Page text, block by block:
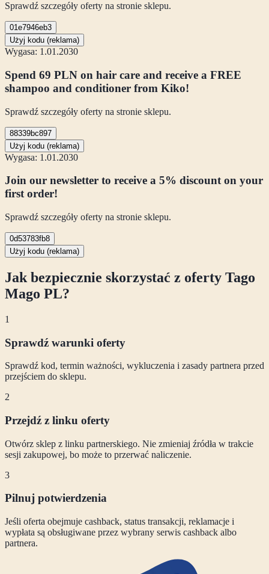
Sprawdź szczegóły oferty na stronie sklepu.
01e7946eb3
Użyj kodu (reklama)
Wygasa: 1.01.2030
Spend 69 PLN on hair care and receive a FREE
shampoo and conditioner from Kiko!
Sprawdź szczegóły oferty na stronie sklepu.
88339bc897
Użyj kodu (reklama)
Wygasa: 1.01.2030
Join our newsletter to receive a 5% discount on your
first order!
Sprawdź szczegóły oferty na stronie sklepu.
0d53783fb8
Użyj kodu (reklama)
Jak bezpiecznie skorzystać z oferty Tago
Mago PL?
1
Sprawdź warunki oferty
Sprawdź kod, termin ważności, wykluczenia i zasady partnera przed
przejściem do sklepu.
2
Przejdź z linku oferty
Otwórz sklep z linku partnerskiego. Nie zmieniaj źródła w trakcie
sesji zakupowej, bo może to przerwać naliczenie.
3
Pilnuj potwierdzenia
Jeśli oferta obejmuje cashback, status transakcji, reklamacje i
wypłata są obsługiwane przez wybrany serwis cashback albo
partnera.